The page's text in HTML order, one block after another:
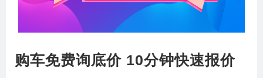
购车免费询底价 10分钟快速报价